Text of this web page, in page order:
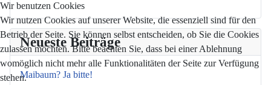
Neueste Beiträge
Maibaum? Ja bitte!
Wir benutzen Cookies
Wir nutzen Cookies auf unserer Website, die essenziell sind für den
Betrieb der Seite. Sie können selbst entscheiden, ob Sie die Cookies
zulassen möchten. Bitte beachten Sie, dass bei einer Ablehnung
womöglich nicht mehr alle Funktionalitäten der Seite zur Verfügung
stehen.